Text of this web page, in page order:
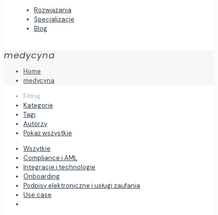
Rozwiązania
Specjalizacje
Blog
medycyna
Home
medycyna
Filtruj
Kategorie
Tagi
Autorzy
Pokaż wszystkie
Wszytkie
Compliance i AML
Integracje i technologie
Onboarding
Podpisy elektroniczne i usługi zaufania
Use case